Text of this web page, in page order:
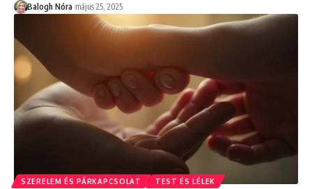
Balogh Nóra május 25, 2025
SZERELEM ÉS PÁRKAPCSOLAT TEST ÉS LÉLEK